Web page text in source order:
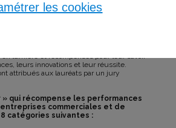
leurs innovations et leur réussite.
attribués aux lauréats par un jury
» qui récompense les performances
commerciales et de
catégories suivantes :
les cookies